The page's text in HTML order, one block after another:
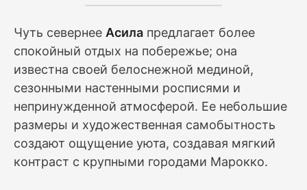
Чуть севернее Асила предлагает более
спокойный отдых на побережье; она
известна своей белоснежной мединой,
сезонными настенными росписями и
непринужденной атмосферой. Ее небольшие
размеры и художественная самобытность
создают ощущение уюта, создавая мягкий
контраст с крупными городами Марокко.